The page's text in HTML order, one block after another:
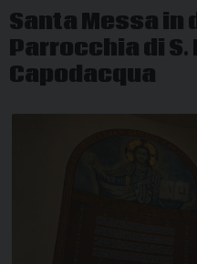
Santa Messa
Parrocchia di S.
Capodacqua